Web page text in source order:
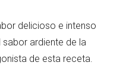
delicioso e intenso
ardiente de la
de esta receta.